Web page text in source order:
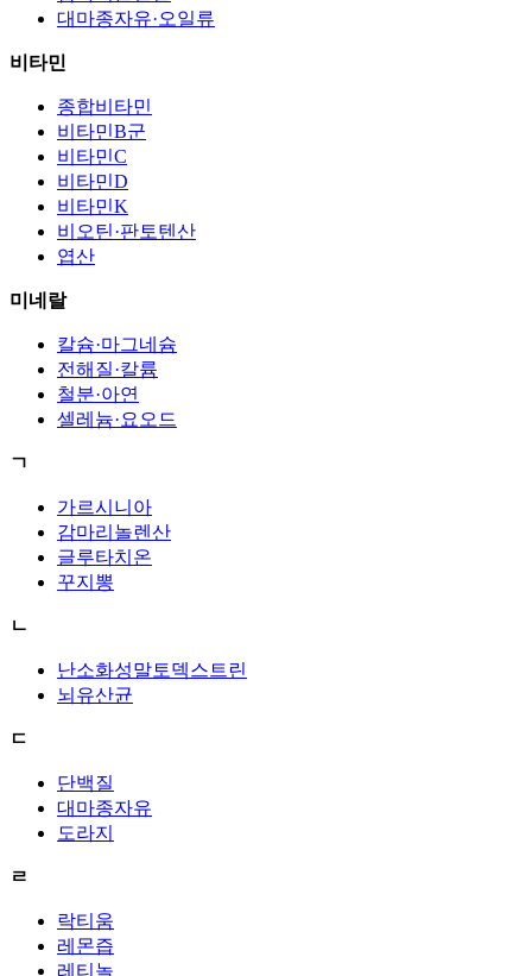
대마종자유·오일류
비타민
종합비타민
비타민B군
비타민C
비타민D
비타민K
비오틴·판토텐산
엽산
미네랄
칼슘·마그네슘
전해질·칼륨
철분·아연
셀레늄·요오드
ㄱ
가르시니아
감마리놀렌산
글루타치온
꾸지뽕
ㄴ
난소화성말토덱스트린
뇌유산균
ㄷ
단백질
대마종자유
도라지
ㄹ
락티움
레몬즙
레티놀